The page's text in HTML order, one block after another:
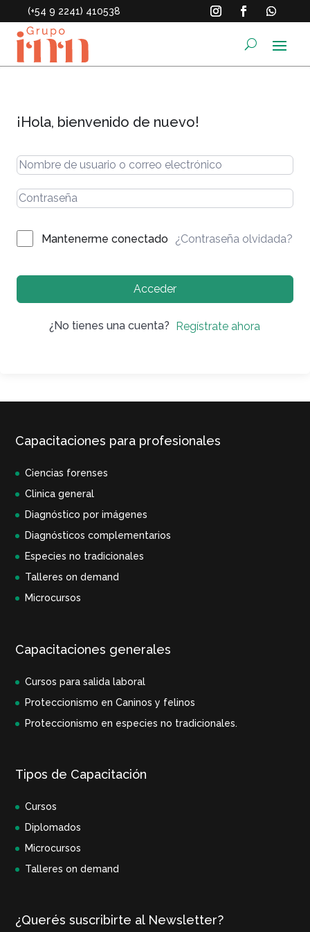
(+54 9 2241) 410538
¡Hola, bienvenido de nuevo!
Mantenerme conectado ¿Contraseña olvidada?
Acceder
¿No tienes una cuenta? Regístrate ahora
Capacitaciones para profesionales
Ciencias forenses
Clinica general
Diagnóstico por imágenes
Diagnósticos complementarios
Especies no tradicionales
Talleres on demand
Microcursos
Capacitaciones generales
Cursos para salida laboral
Proteccionismo en Caninos y felinos
Proteccionismo en especies no tradicionales.
Tipos de Capacitación
Cursos
Diplomados
Microcursos
Talleres on demand
¿Querés suscribirte al Newsletter?